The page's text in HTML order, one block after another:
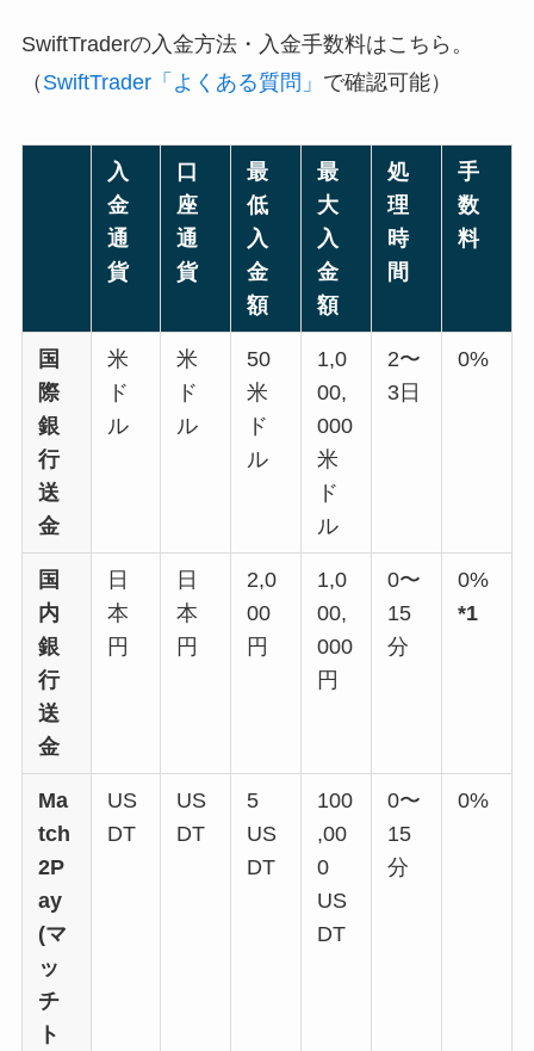
SwiftTraderの入金方法・入金手数料はこちら。
（ SwiftTrader「よくある質問」 で確認可能）
入
金
通
貨
口
座
通
貨
最
低
入
金
額
最
大
入
金
額
処
理
時
間
手
数
料
国
際
銀
行
送
金
米
ド
ル
米
ド
ル
50
米
ド
ル
1,0
00,
000
米
ド
ル
2〜
3日
0%
国
内
銀
行
送
金
日
本
円
日
本
円
2,0
00
円
1,0
00,
000
円
0〜
15
分
0%
*1
Ma
tch
2P
ay
(マ
ッ
チ
ト
US
DT
US
DT
5
US
DT
100
,00
0
US
DT
0〜
15
分
0%